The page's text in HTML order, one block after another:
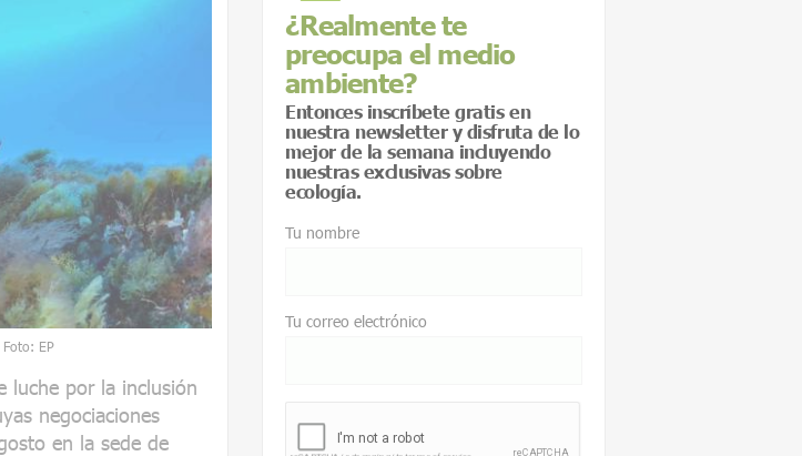
EP
luche por la inclusión
negociaciones
en la sede de
¿Realmente te
preocupa el medio
ambiente?
Entonces inscríbete gratis en
nuestra newsletter y disfruta de lo
mejor de la semana incluyendo
nuestras exclusivas sobre
ecología.
Tu nombre
Tu correo electrónico